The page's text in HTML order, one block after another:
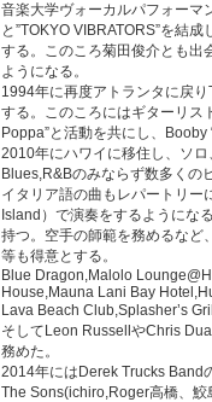
音楽大学ヴォーカルパフォーマ
と”TOKYO VIBRATORS”を結
する。このころ菊田俊介とも出
ようになる。
1994年に再度アトランタに戻
する。このころにはギターリス
Poppa”と活動を共にし、
2010年にハワイに移住し、ソ
Blues,R&Bのみならず数多くの
イタリア語の曲もレパートリー
Island）で演奏をするようにな
持つ。空手の師範を務めるなど
等も得意とする。
Blue Dragon,Malolo
House,Mauna Lani Bay
Lava Beach Club,Splasher’s
そしてLeon RussellやChris
務めた。
2014年にはDerek Trucks Band
The Sons(ichiro,Roger高橋、